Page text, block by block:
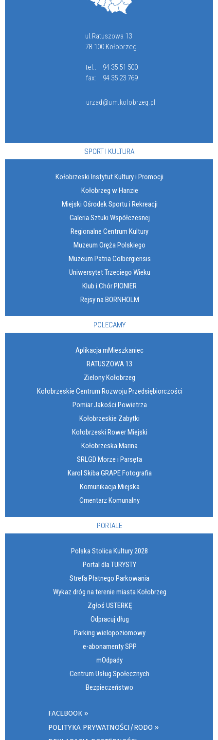
ul.Ratuszowa 13
78-100 Kołobrzeg
tel.:
94 35 51 500
fax:
94 35 23 769
urzad@um.kolobrzeg.pl
SPORT I KULTURA
Kołobrzeski Instytut Kultury i Promocji
Kołobrzeg w Hanzie
Miejski Ośrodek Sportu i Rekreacji
Galeria Sztuki Współczesnej
Regionalne Centrum Kultury
Muzeum Oręża Polskiego
Muzeum Patria Colbergiensis
Uniwersytet Trzeciego Wieku
Klub i Chór PIONIER
Rejsy na BORNHOLM
POLECAMY
Aplikacja mMieszkaniec
RATUSZOWA 13
Zielony Kołobrzeg
Kołobrzeskie Centrum Rozwoju Przedsiębiorczości
Pomiar Jakości Powietrza
Kołobrzeskie Zabytki
Kołobrzeski Rower Miejski
Kołobrzeska Marina
SRLGD Morze i Parsęta
Karol Skiba GRAPE Fotografia
Komunikacja Miejska
Cmentarz Komunalny
PORTALE
Polska Stolica Kultury 2028
Portal dla TURYSTY
Strefa Płatnego Parkowania
Wykaz dróg na terenie miasta Kołobrzeg
Zgłoś USTERKĘ
Odpracuj dług
Parking wielopoziomowy
e-abonamenty SPP
mOdpady
Centrum Usług Społecznych
Bezpieczeństwo
FACEBOOK
POLITYKA PRYWATNOŚCI/RODO